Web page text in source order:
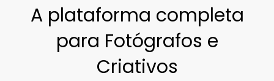
A plataforma completa
para Fotógrafos e
Criativos